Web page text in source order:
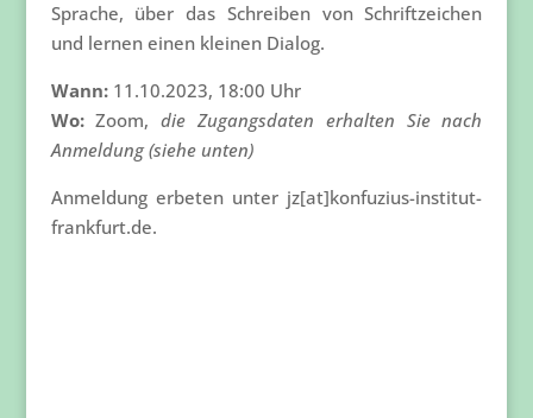
Sprache, über das Schreiben von Schriftzeichen
und lernen einen kleinen Dialog.
Wann:11.10.2023, 18:00 Uhr
Wo:Zoom,die Zugangsdaten erhalten Sie nach
Anmeldung (siehe unten)
Anmeldung erbeten unter jz[at]konfuzius-institut-
frankfurt.de.